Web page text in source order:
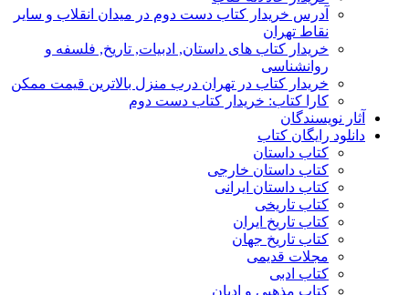
آدرس خریدار کتاب دست دوم در میدان انقلاب و سایر
نقاط تهران
خریدار کتاب های داستان, ادبیات, تاریخ, فلسفه و
روانشناسی
خریدار کتاب در تهران درب منزل بالاترین قیمت ممکن
کارا کتاب: خریدار کتاب دست دوم
آثار نویسندگان
دانلود رایگان کتاب
کتاب داستان
کتاب داستان خارجی
کتاب داستان ایرانی
کتاب تاریخی
کتاب تاریخ ایران
کتاب تاریخ جهان
مجلات قدیمی
کتاب ادبی
کتاب مذهبی و ادیان